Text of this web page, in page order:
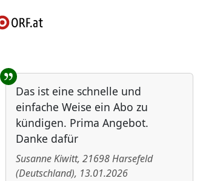
Das ist eine schnelle und
einfache Weise ein Abo zu
kündigen. Prima Angebot.
Danke dafür
Susanne Kiwitt, 21698Harsefeld
(Deutschland), 13.01.2026